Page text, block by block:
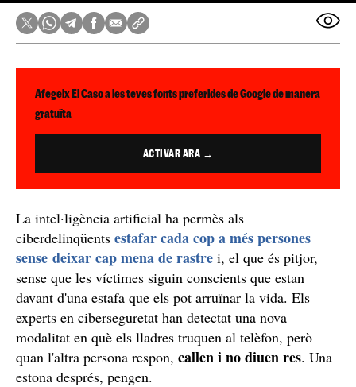
Afegeix El Caso a les teves fonts preferides de Google de manera
gratuïta
ACTIVAR ARA →
La intel·ligència artificial ha permès als
ciberdelinqüents estafar cada cop a més persones
sense deixar cap mena de rastre i, el que és pitjor,
sense que les víctimes siguin conscients que estan
davant d'una estafa que els pot arruïnar la vida. Els
experts en ciberseguretat han detectat una nova
modalitat en què els lladres truquen al telèfon, però
quan l'altra persona respon, callen i no diuen res. Una
estona després, pengen.